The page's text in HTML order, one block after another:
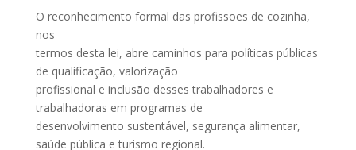
O reconhecimento formal das profissões de cozinha,
nos
termos desta lei, abre caminhos para políticas públicas
de qualificação, valorização
profissional e inclusão desses trabalhadores e
trabalhadoras em programas de
desenvolvimento sustentável, segurança alimentar,
saúde pública e turismo regional.